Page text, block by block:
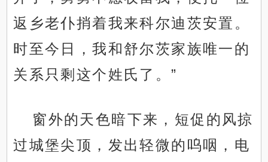
返乡老仆捎着我来科尔迪茨安置。
时至今日，我和舒尔茨家族唯一的
关系只剩这个姓氏了。”
窗外的天色暗下来，短促的风掠
过城堡尖顶，发出轻微的呜咽，电